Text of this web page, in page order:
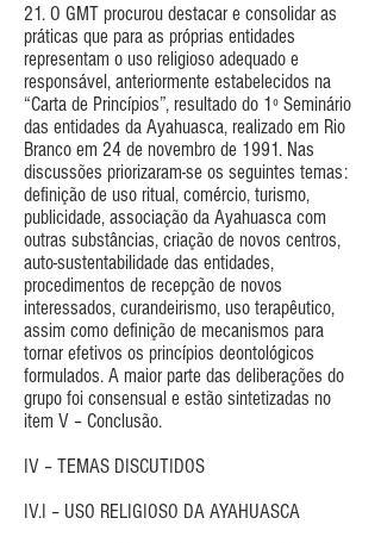
21. O GMT procurou destacar e consolidar as
práticas que para as próprias entidades
representam o uso religioso adequado e
responsável, anteriormente estabelecidos na
“Carta de Princípios”, resultado do 1º Seminário
das entidades da Ayahuasca, realizado em Rio
Branco em 24 de novembro de 1991. Nas
discussões priorizaram-se os seguintes temas:
definição de uso ritual, comércio, turismo,
publicidade, associação da Ayahuasca com
outras substâncias, criação de novos centros,
auto-sustentabilidade das entidades,
procedimentos de recepção de novos
interessados, curandeirismo, uso terapêutico,
assim como definição de mecanismos para
tornar efetivos os princípios deontológicos
formulados. A maior parte das deliberações do
grupo foi consensual e estão sintetizadas no
item V – Conclusão.
IV – TEMAS DISCUTIDOS
IV.I – USO RELIGIOSO DA AYAHUASCA